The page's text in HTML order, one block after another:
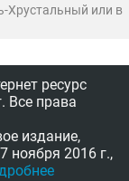
Хрустальный или в
ресурс
Все права
издание,
ноября 2016 г.,